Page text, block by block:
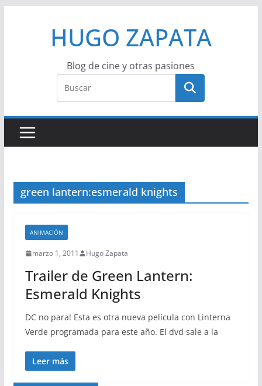
HUGO ZAPATA
Blog de cine y otras pasiones
green lantern:esmerald knights
ANIMACIÓN
marzo 1, 2011 Hugo Zapata
Trailer de Green Lantern:
Esmerald Knights
DC no para! Esta es otra nueva película con Linterna
Verde programada para este año. El dvd sale a la
Leer más